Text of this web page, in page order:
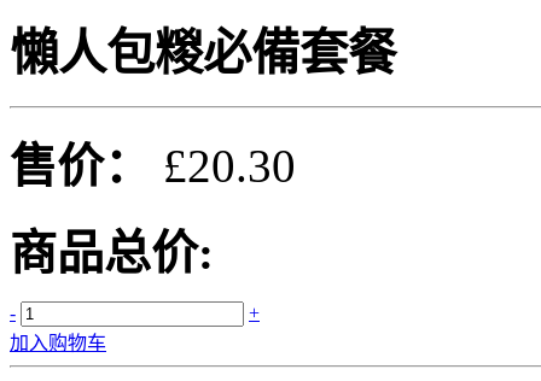
懶人包糉必備套餐
售价：
£20.30
商品总价:
-
+
加入购物车